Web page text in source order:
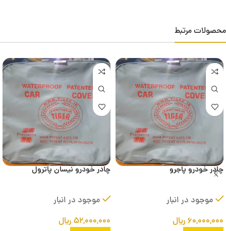
محصولات مرتبط
چادر خودرو پاجرو
موجود در انبار
۶۰,۰۰۰,۰۰۰ ریال
چادر خودرو نیسان پاترول
موجود در انبار
۵۲,۰۰۰,۰۰۰ ریال